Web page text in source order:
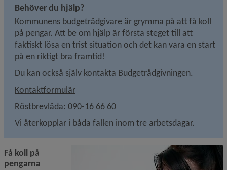
Behöver du hjälp?
Kommunens budgetrådgivare är grymma på att få koll
på pengar. Att be om hjälp är första steget till att
faktiskt lösa en trist situation och det kan vara en start
på en riktigt bra framtid!
Du kan också själv kontakta Budgetrådgivningen.
Kontaktformulär
Röstbrevlåda: 090-16 66 60
Vi återkopplar i båda fallen inom tre arbetsdagar.
Få koll på
pengarna